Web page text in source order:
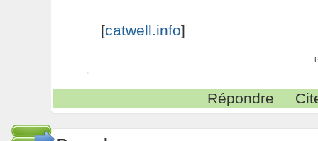
[catwell.info]
Répondre